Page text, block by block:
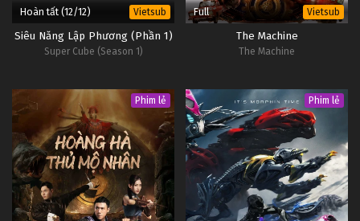
Hoàn tất (12/12) Vietsub
Siêu Năng Lập Phương (Phần 1)
Super Cube (Season 1)
Full Vietsub
The Machine
The Machine
Phim lẻ Phim lẻ